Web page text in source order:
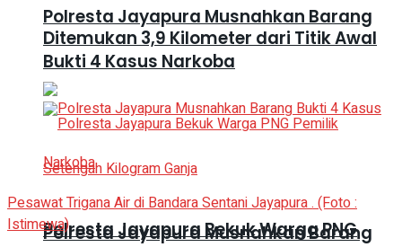
Polresta Jayapura Musnahkan Barang
Bukti 4 Kasus Narkoba
Polresta Jayapura Bekuk Warga PNG
Ditemukan 3,9 Kilometer dari Titik Awal
Polresta Jayapura Musnahkan Barang
Pesawat Trigana Air di Bandara Sentani Jayapura . (Foto :
Istimewa)